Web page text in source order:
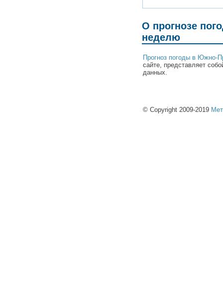
О прогнозе
неделю
Прогноз погоды в Южно-
сайте, представляет
данных.
© Copyright 2009-2019